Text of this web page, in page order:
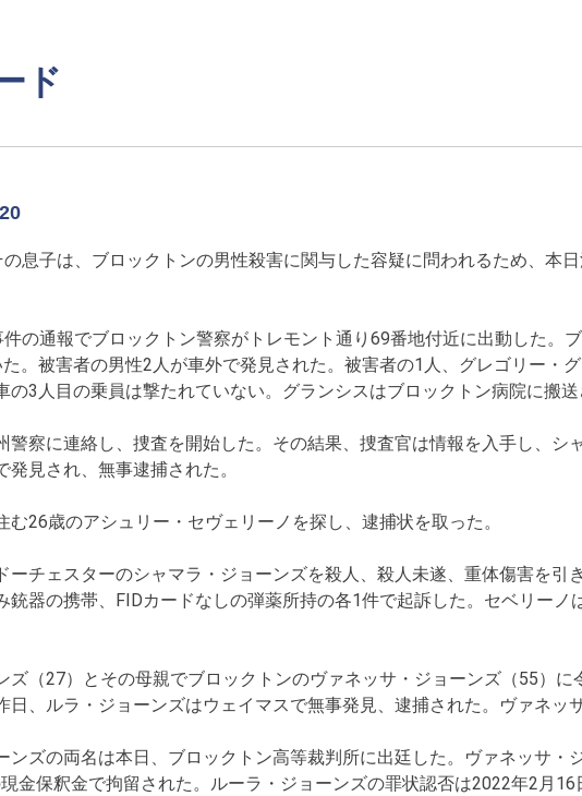
ド
息子は、ブロックトンの男性殺害に関与した容疑に問われるため、本
の通報でブロックトン警察がトレモント通り69番地付近に出動した。
。被害者の男性2人が車外で発見された。被害者の1人、グレゴリー・
の3人目の乗員は撃たれていない。グランシスはブロックトン病院に搬
警察に連絡し、捜査を開始した。その結果、捜査官は情報を入手し、シ
見され、無事逮捕された。
む26歳のアシュリー・セヴェリーノを探し、逮捕状を取った。
ーチェスターのシャマラ・ジョーンズを殺人、殺人未遂、重体傷害を引
銃器の携帯、FIDカードなしの弾薬所持の各1件で起訴した。セベリー
ズ（27）とその母親でブロックトンのヴァネッサ・ジョーンズ（55）
、ルラ・ジョーンズはウェイマスで無事発見、逮捕された。ヴァネッ
ンズの両名は本日、ブロックトン高等裁判所に出廷した。ヴァネッサ・
金保釈金で拘留された。ルーラ・ジョーンズの罪状認否は2022年2月